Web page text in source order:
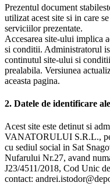
Prezentul document
utilizat acest site si in care
serviciilor prezentate.
Accesarea site-ului implica
si conditii. Administratorul
continutul site-ului si
prealabila. Versiunea
aceasta pagina.
2. Datele de identificare
Acest site este detinut si
VANATORULUI S.R.L.,
cu sediul social in Sat
Nufarului Nr.27, avand
J23/4511/2018, Cod Unic
contact: